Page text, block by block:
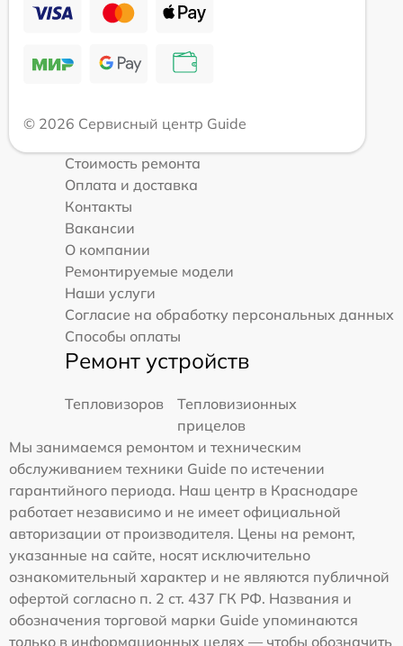
© 2026 Сервисный центр Guide
Стоимость ремонта
Оплата и доставка
Контакты
Вакансии
О компании
Ремонтируемые модели
Наши услуги
Согласие на обработку персональных данных
Способы оплаты
Ремонт устройств
Тепловизоров
Тепловизионных
прицелов
Мы занимаемся ремонтом и техническим
обслуживанием техники Guide по истечении
гарантийного периода. Наш центр в Краснодаре
работает независимо и не имеет официальной
авторизации от производителя. Цены на ремонт,
указанные на сайте, носят исключительно
ознакомительный характер и не являются публичной
офертой согласно п. 2 ст. 437 ГК РФ. Названия и
обозначения торговой марки Guide упоминаются
только в информационных целях — чтобы обозначить